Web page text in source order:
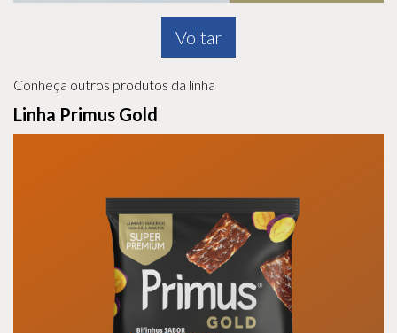
Voltar
Conheça outros produtos da linha
Linha Primus Gold